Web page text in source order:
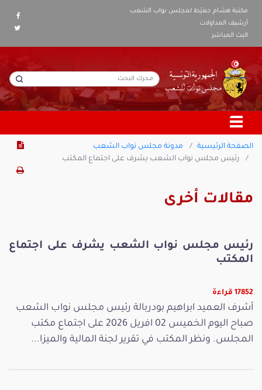
مكتبة هشام جعيّط لمجلس نواب الشعب
أرشيف المداولات
البث المباشر
الصفحة الرئيسية
مدونة مجلس نواب الشعب
رئيس مجلس نواب الشعب يشرف على اجتماع المكتب
مقالات أخرى
رئيس مجلس نواب الشعب يشرف على اجتماع
المكتب
17852 قراءة
أشرف العميد ابراهيم بودربالة رئيس مجلس نواب الشعب
صباح اليوم الخميس 02 افريل 2026 على اجتماع مكتب
المجلس. ونظر المكتب في تقرير لجنة المالية والميزا...